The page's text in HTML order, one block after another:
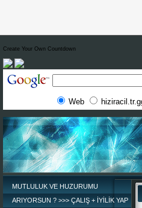
Create Your Own Countdown
Web
MUTLULUK VE HUZURUMU
ARIYORSUN ? >>> ÇALIŞ + İYİLİK YAP